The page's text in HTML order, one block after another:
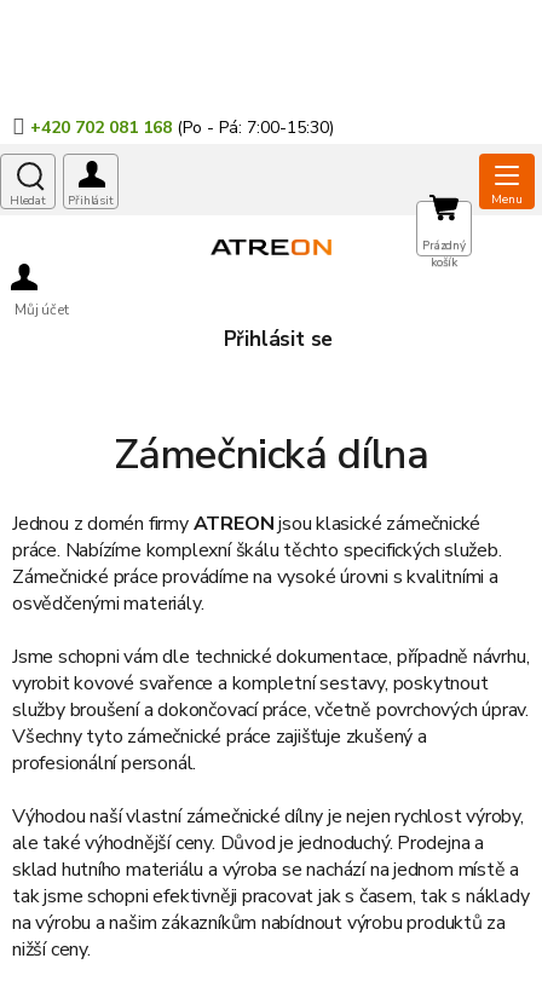
+420 702 081 168
Můj účet
Přihlásit se
NÁKUPNÍ
KOŠÍK
Prázdný
košík
Zámečnická dílna
Jednou z domén firmyATREONjsou klasické zámečnické
práce. Nabízíme komplexní škálu těchto specifických služeb.
Zámečnické práce provádíme na vysoké úrovni s kvalitními a
osvědčenými materiály.
Jsme schopni vám dle technické dokumentace, případně návrhu,
vyrobit kovové svařence a kompletní sestavy, poskytnout
služby broušení a dokončovací práce, včetně povrchových úprav.
Všechny tyto zámečnické práce zajišťuje zkušený a
profesionální personál.
Výhodou naší vlastní zámečnické dílny je nejen rychlost výroby,
ale také výhodnější ceny. Důvod je jednoduchý. Prodejna a
sklad hutního materiálu a výroba se nachází na jednom místě a
tak jsme schopni efektivněji pracovat jak s časem, tak s náklady
na výrobu a našim zákazníkům nabídnout výrobu produktů za
nižší ceny.